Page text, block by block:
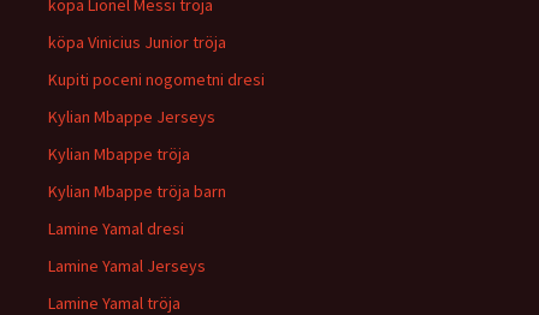
köpa Lionel Messi tröja
köpa Vinicius Junior tröja
Kupiti poceni nogometni dresi
Kylian Mbappe Jerseys
Kylian Mbappe tröja
Kylian Mbappe tröja barn
Lamine Yamal dresi
Lamine Yamal Jerseys
Lamine Yamal tröja